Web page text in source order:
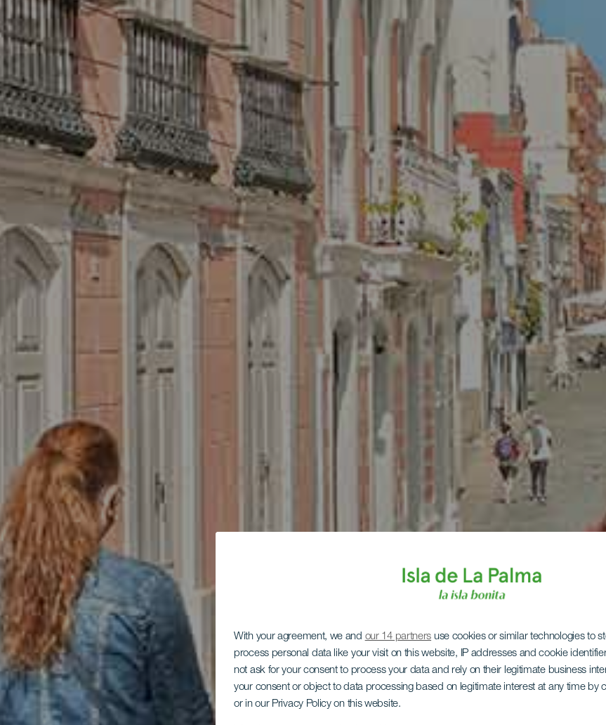
With your agreement, we and our 14 partners use cookies or similar technologies to
process personal data like your visit on this website, IP addresses and cookie
not ask for your consent to process your data and rely on their legitimate business
your consent or object to data processing based on legitimate interest at any time by
or in our Privacy Policy on this website.